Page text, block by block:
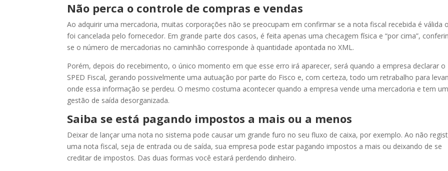
Não perca o controle de compras e vendas
Ao adquirir uma mercadoria, muitas corporações não se preocupam em confirmar se a nota fiscal recebida é válida
foi cancelada pelo fornecedor. Em grande parte dos casos, é feita apenas uma checagem física e “por cima”,
se o número de mercadorias no caminhão corresponde à quantidade apontada no XML.
Porém, depois do recebimento, o único momento em que esse erro irá aparecer, será quando a empresa declarar o
SPED Fiscal, gerando possivelmente uma autuação por parte do Fisco e, com certeza, todo um retrabalho para
onde essa informação se perdeu. O mesmo costuma acontecer quando a empresa vende uma mercadoria e tem
gestão de saída desorganizada.
Saiba se está pagando impostos a mais ou a menos
Deixar de lançar uma nota no sistema pode causar um grande furo no seu fluxo de caixa, por exemplo. Ao não
uma nota fiscal, seja de entrada ou de saída, sua empresa pode estar pagando impostos a mais ou deixando de se
creditar de impostos. Das duas formas você estará perdendo dinheiro.